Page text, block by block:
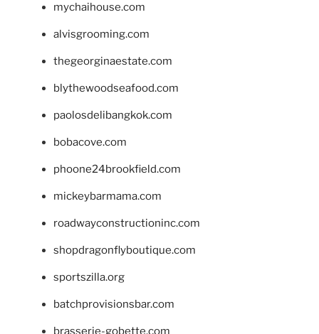
mychaihouse.com
alvisgrooming.com
thegeorginaestate.com
blythewoodseafood.com
paolosdelibangkok.com
bobacove.com
phoone24brookfield.com
mickeybarmama.com
roadwayconstructioninc.com
shopdragonflyboutique.com
sportszilla.org
batchprovisionsbar.com
brasserie-gobette.com